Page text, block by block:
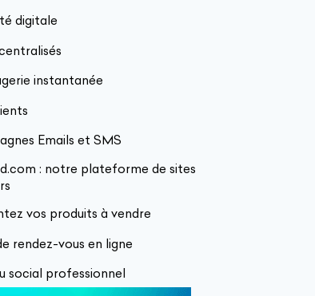
digitale
instantanée
Emails et SMS
: notre plateforme de sites
vos produits à vendre
rendez-vous en ligne
social professionnel